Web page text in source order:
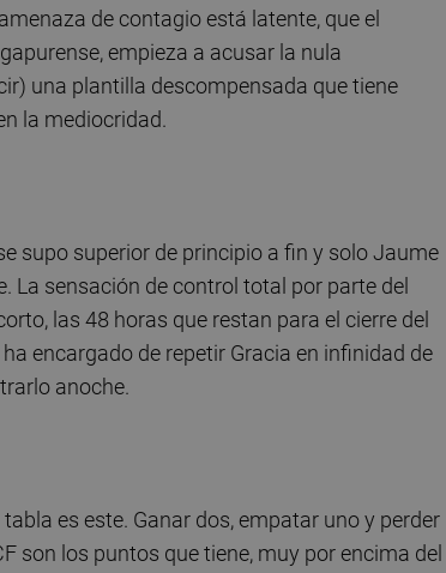
de contagio está latente, que el
empieza a acusar la nula
una plantilla descompensada que tiene
la mediocridad.
supo superior de principio a fin y solo Jaume
La sensación de control total por parte del
las 48 horas que restan para el cierre del
encargado de repetir Gracia en infinidad de
anoche.
es este. Ganar dos, empatar uno y perder
son los puntos que tiene, muy por encima del